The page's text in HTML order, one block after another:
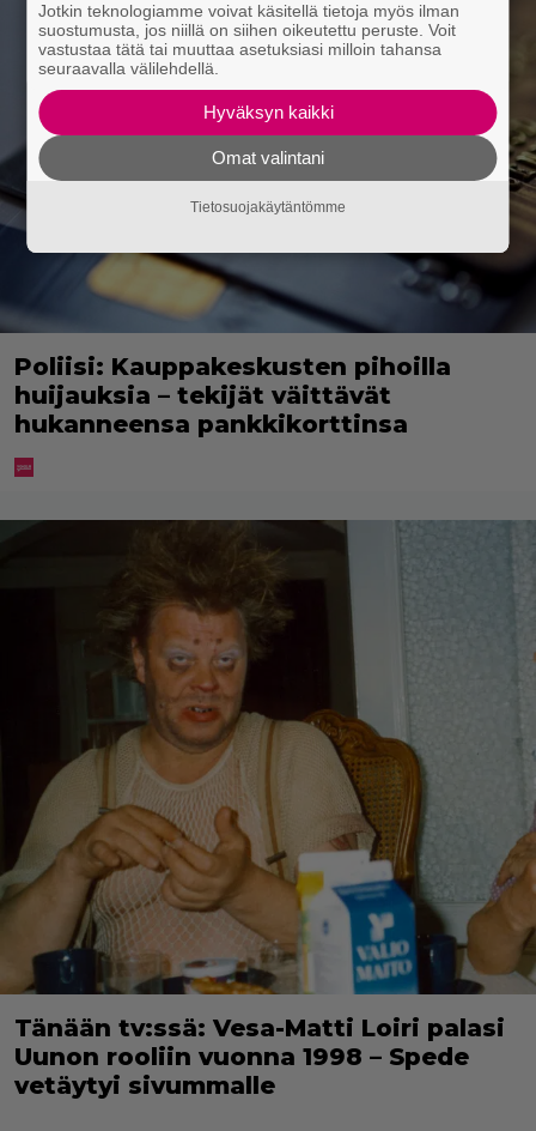
Poliisi: Kauppakeskusten pihoilla
huijauksia – tekijät väittävät
hukanneensa pankkikorttinsa
Tänään tv:ssä: Vesa-Matti Loiri palasi
Uunon rooliin vuonna 1998 – Spede
vetäytyi sivummalle
Jotkin teknologiamme voivat käsitellä tietoja myös ilman
suostumusta, jos niillä on siihen oikeutettu peruste. Voit
vastustaa tätä tai muuttaa asetuksiasi milloin tahansa
seuraavalla välilehdellä.
Hyväksyn kaikki
Omat valintani
Tietosuojakäytäntömme